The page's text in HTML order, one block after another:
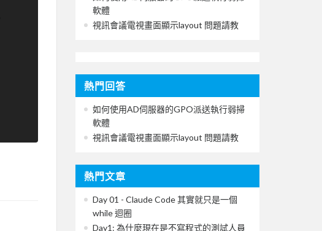
軟體
視訊會議電視畫面顯示layout 問題請教
熱門回答
如何使用AD伺服器的GPO派送執行弱掃
軟體
視訊會議電視畫面顯示layout 問題請教
熱門文章
Day 01 - Claude Code 其實就只是一個
while 迴圈
Day1: 為什麼現在是不寫程式的測試人員